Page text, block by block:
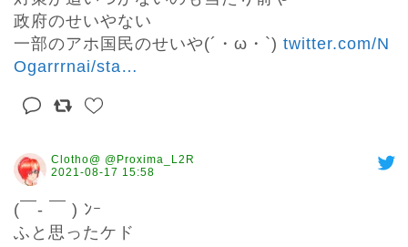
政府のせいやない
一部のアホ国民のせいや(´・ω・`) twitter.com/N
Ogarrrnai/sta…
Clotho@ @Proxima_L2R
2021-08-17 15:58
(￣- ￣ ) ﾝｰ
ふと思ったケド